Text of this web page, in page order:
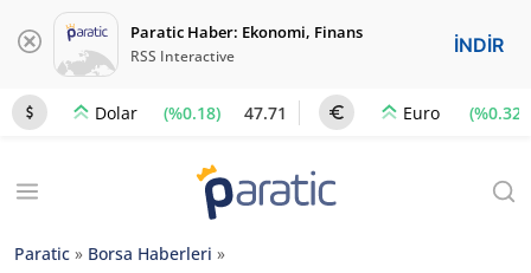
Paratic Haber: Ekonomi, Finans
RSS Interactive İNDİR
Dolar (%0.18) 47.71 Euro (%0.32)
Paratic » Borsa Haberleri »